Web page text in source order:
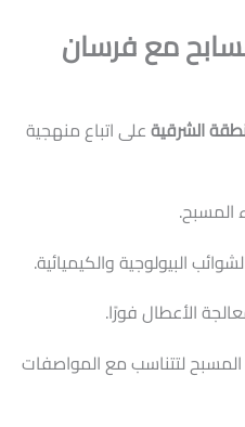
مع فرسان
الشرقيةعلى اتباع منهجية
المسبح.
البيولوجية والكيميائية.
الأعطال فورًا.
المسبح لتتناسب مع المواصفات